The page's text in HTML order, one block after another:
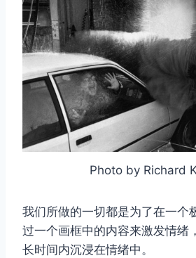
Photo by Richard
我们所做的一切都是为了在一个
过一个画框中的内容来激发情绪
长时间内沉浸在情绪中。